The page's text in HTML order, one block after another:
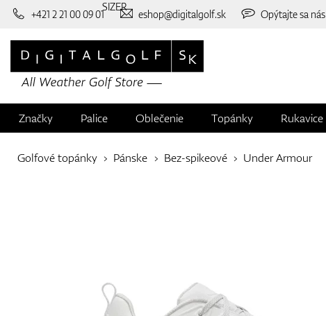
+421 2 21 00 09 01 eshop@digitalgolf.sk Opýtajte sa nás
Značky Palice Oblečenie Topánky Rukavice
Golfové topánky Pánske Bez-spikeové Under Armour
SIZER